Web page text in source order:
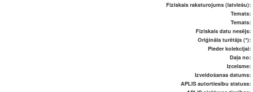
Fiziskais raksturojums (latviešu):
Temats:
Temats:
Fiziskais datu nesējs:
Oriģināla turētājs (*):
Pieder kolekcijai:
Daļa no:
Izcelsme:
Izveidošanas datums:
APLIS autortiesību statuss: